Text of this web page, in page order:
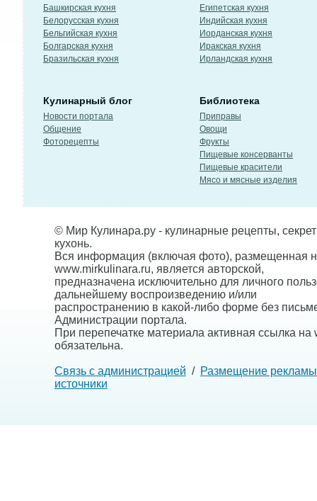
Башкирская кухня
Белорусская кухня
Бельгийская кухня
Болгарская кухня
Бразильская кухня
Египетская кухня
Индийская кухня
Иорданская кухня
Иракская кухня
Ирландская кухня
Кулинарный блог
Новости портала
Общение
Фоторецепты
Библиотека
Приправы
Овощи
Фрукты
Пищевые консерванты
Пищевые красители
Мясо и мясные изделия
© Мир Кулинара.ру - кулинарные рецепты,
кухонь.
Вся информация (включая фото), размещенная
www.mirkulinara.ru, является авторской,
предназначена исключительно для личного
дальнейшему воспроизведению и/или
распространению в какой-либо форме без
Администрации портала.
При перепечатке материала активная ссылка на
обязательна.
Связь с администрацией / Размещение рекламы
источники